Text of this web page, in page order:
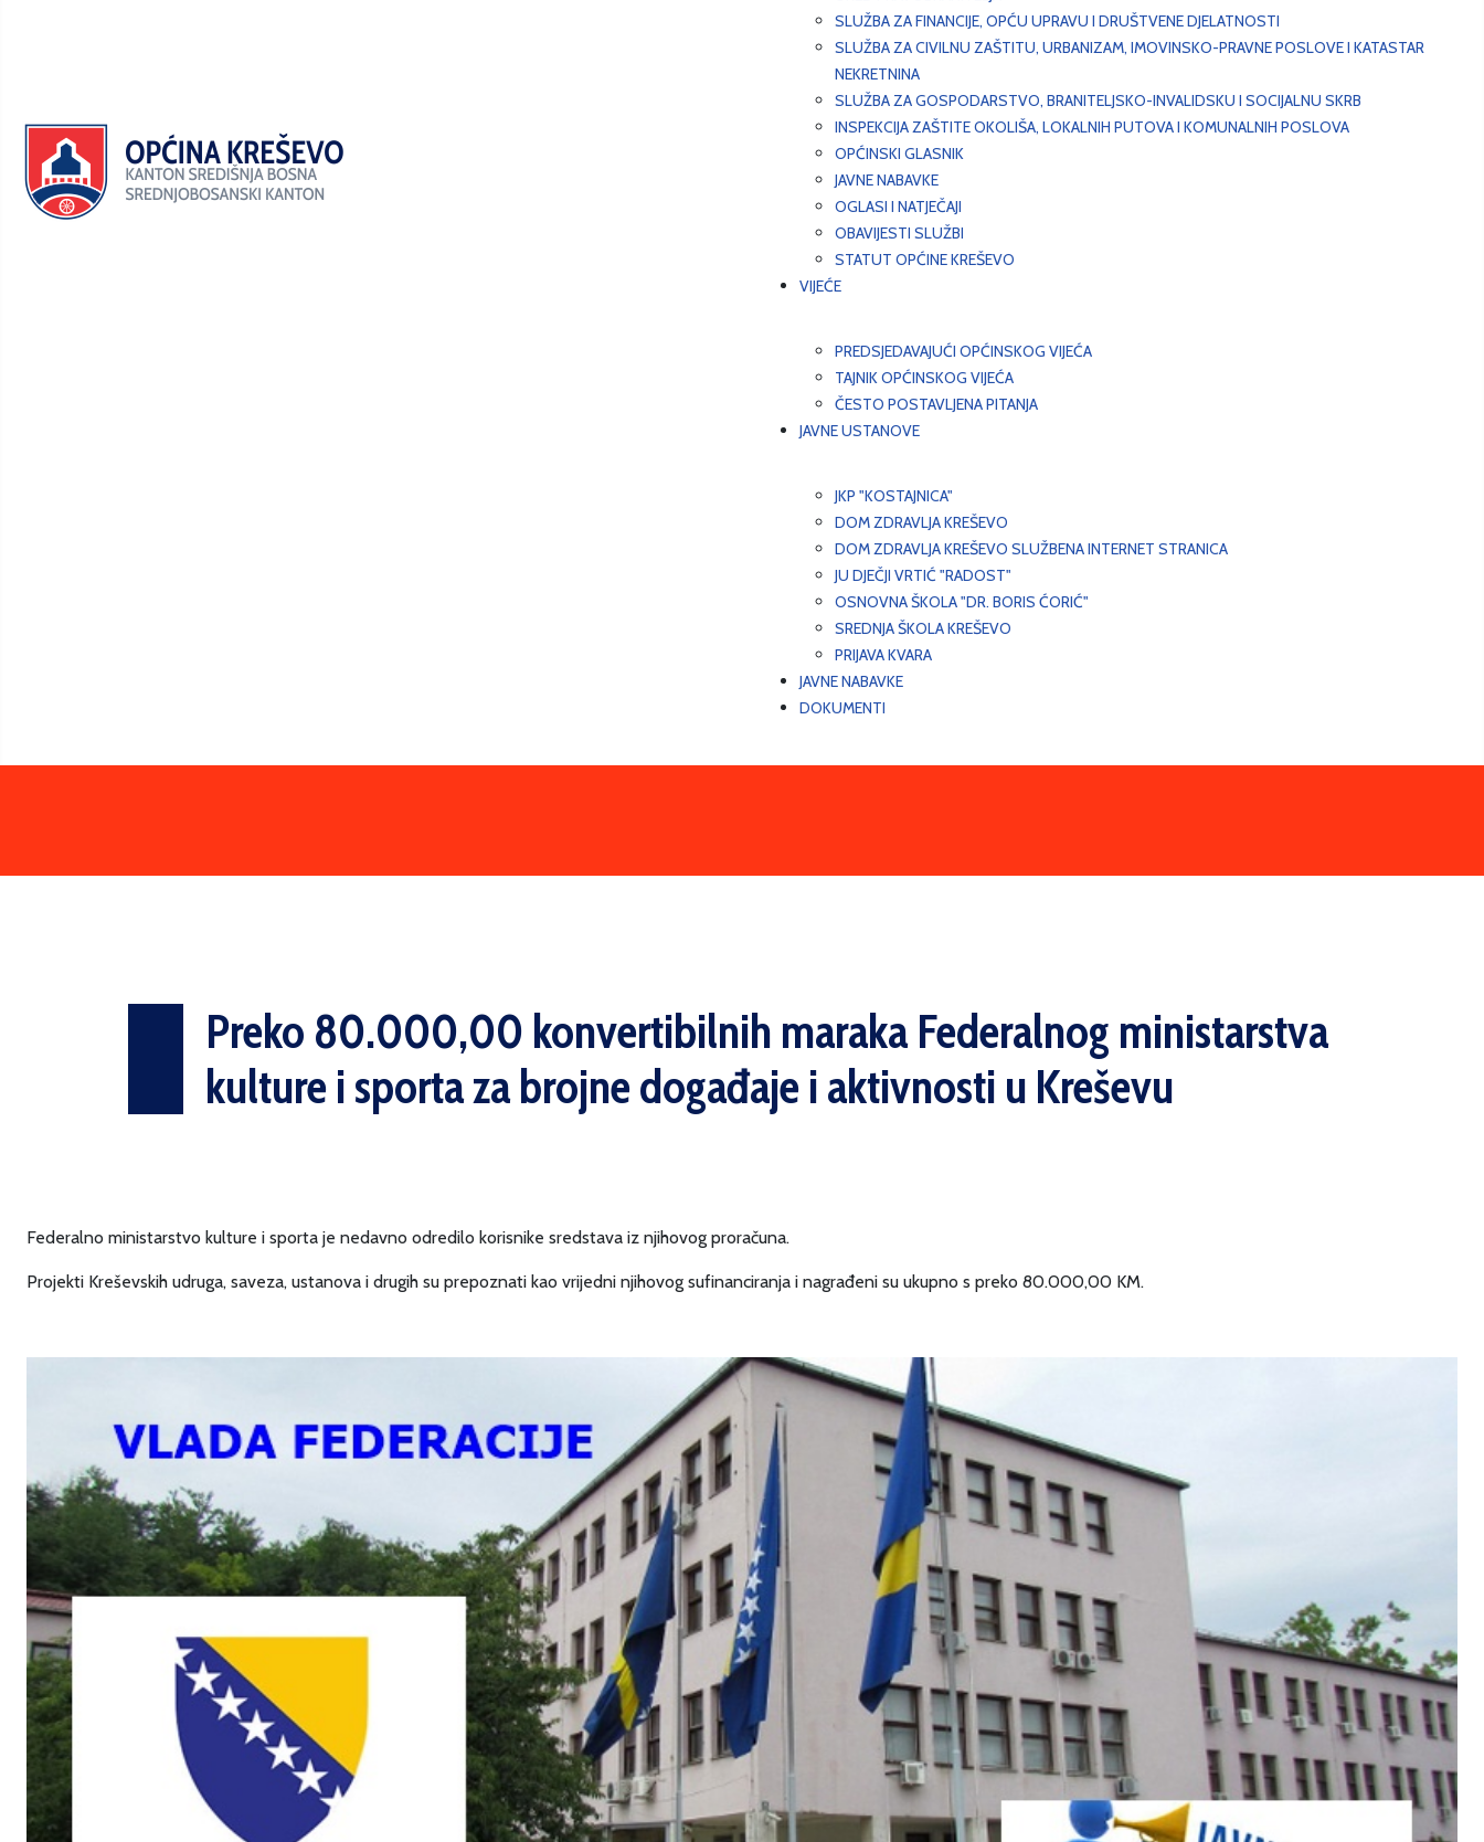
SLUŽBA ZA FINANCIJE, OPĆU UPRAVU I DRUŠTVENE DJELATNOSTI
SLUŽBA ZA CIVILNU ZAŠTITU, URBANIZAM, IMOVINSKO-PRAVNE POSLOVE I KATASTAR
NEKRETNINA
SLUŽBA ZA GOSPODARSTVO, BRANITELJSKO-INVALIDSKU I SOCIJALNU SKRB
INSPEKCIJA ZAŠTITE OKOLIŠA, LOKALNIH PUTOVA I KOMUNALNIH POSLOVA
OPĆINSKI GLASNIK
JAVNE NABAVKE
OGLASI I NATJEČAJI
OBAVIJESTI SLUŽBI
STATUT OPĆINE KREŠEVO
VIJEĆE
PREDSJEDAVAJUĆI OPĆINSKOG VIJEĆA
TAJNIK OPĆINSKOG VIJEĆA
ČESTO POSTAVLJENA PITANJA
JAVNE USTANOVE
JKP "KOSTAJNICA"
DOM ZDRAVLJA KREŠEVO
DOM ZDRAVLJA KREŠEVO SLUŽBENA INTERNET STRANICA
JU DJEČJI VRTIĆ "RADOST"
OSNOVNA ŠKOLA "DR. BORIS ĆORIĆ"
SREDNJA ŠKOLA KREŠEVO
PRIJAVA KVARA
JAVNE NABAVKE
DOKUMENTI
Preko 80.000,00 konvertibilnih maraka Federalnog ministarstva
kulture i sporta za brojne događaje i aktivnosti u Kreševu
Federalno ministarstvo kulture i sporta je nedavno odredilo korisnike sredstava iz njihovog proračuna.
Projekti Kreševskih udruga, saveza, ustanova i drugih su prepoznati kao vrijedni njihovog sufinanciranja i nagrađeni su ukupno s preko 80.000,00 KM.